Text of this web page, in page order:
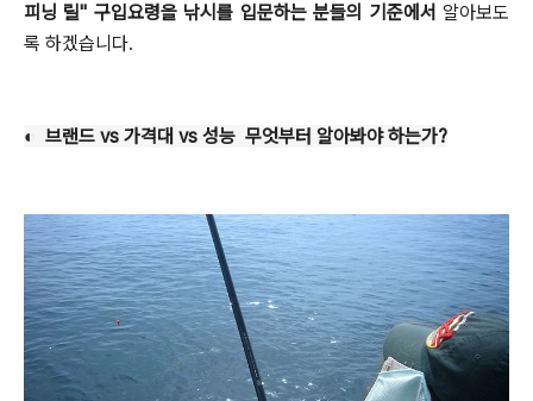
피닝 릴" 구입요령을 낚시를 입문하는 분들의 기준에서 알아보도
록 하겠습니다.
◐ 브랜드 vs 가격대 vs 성능 무엇부터 알아봐야 하는가?